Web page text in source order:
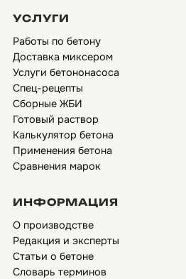
УСЛУГИ
Работы по бетону
Доставка миксером
Услуги бетононасоса
Спец-рецепты
Сборные ЖБИ
Готовый раствор
Калькулятор бетона
Применения бетона
Сравнения марок
ИНФОРМАЦИЯ
О производстве
Редакция и эксперты
Статьи о бетоне
Словарь терминов